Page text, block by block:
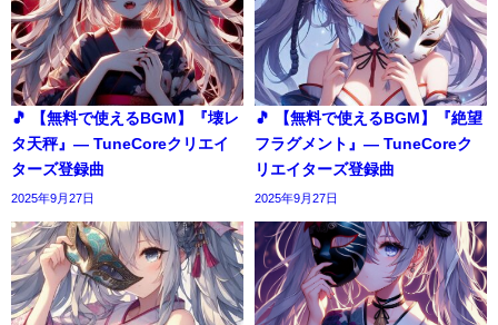
🎵 【無料で使えるBGM】『壊レ
タ天秤』― TuneCoreクリエイ
ターズ登録曲
2025年9月27日
🎵 【無料で使えるBGM】『絶望
フラグメント』― TuneCoreク
リエイターズ登録曲
2025年9月27日